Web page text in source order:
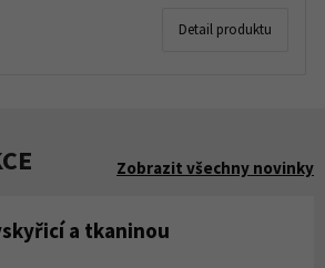
Detail produktu
Zobrazit všechny novinky
a tkaninou